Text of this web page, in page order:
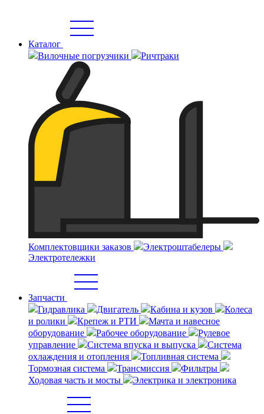
Каталог
Вилочные погрузчики
Ричтраки
Комплектовщики заказов
Электроштабелеры
Электротележки
Запчасти
Гидравлика
Двигатель Кабина и кузов
Колеса
и ролики
Крепеж и РТИ
Мачта и навесное
оборудование
Рабочее оборудование
Рулевое
управление
Система впуска и выпуска
Система
охлаждения и отопления
Топливная система
Тормозная система
Трансмиссия
Фильтры
Ходовая часть и мосты
Электрика и электроника